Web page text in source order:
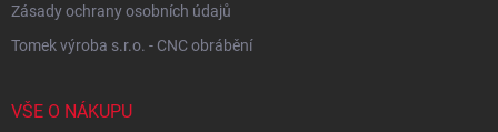
Zásady ochrany osobních údajů
Tomek výroba s.r.o. - CNC obrábění
VŠE O NÁKUPU